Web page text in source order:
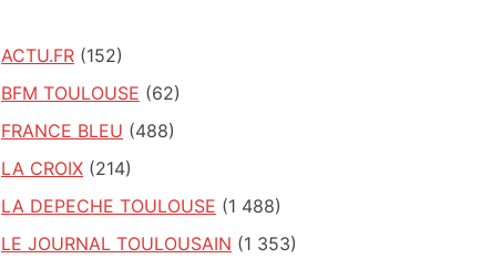
ACTU.FR (152)
BFM TOULOUSE (62)
FRANCE BLEU (488)
LA CROIX (214)
LA DEPECHE TOULOUSE (1 488)
LE JOURNAL TOULOUSAIN (1 353)